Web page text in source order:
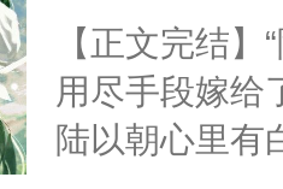
【正文完结
用尽手段嫁给
陆以朝心里有